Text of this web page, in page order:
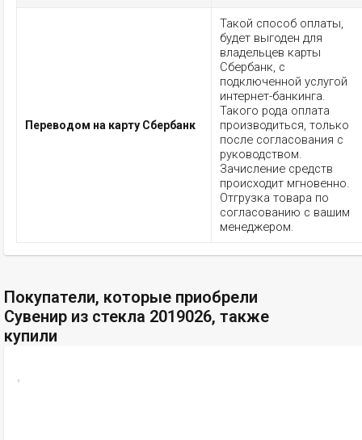
Переводом на карту Сбербанк
Такой способ оплаты,
будет выгоден для
владельцев карты
Сбербанк, с
подключенной услугой
интернет-банкинга.
Такого рода оплата
производиться, только
после согласования с
руководством.
Зачисление средств
происходит мгновенно.
Отгрузка товара по
согласованию с вашим
менеджером.
Покупатели, которые приобрели
Сувенир из стекла 2019026, также
купили